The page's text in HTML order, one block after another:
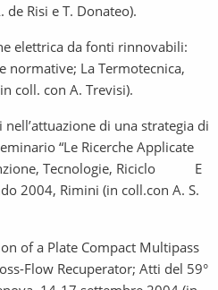
Risi e T. Donateo).
elettrica da fonti rinnovabili:
normative; La Termotecnica,
coll. con A. Trevisi).
di una strategia di
“Le Ricerche Applicate
Tecnologie, Riciclo E
2004, Rimini (in coll.con A. S.
of a Plate Compact Multipass
Flow Recuperator; Atti del 59°